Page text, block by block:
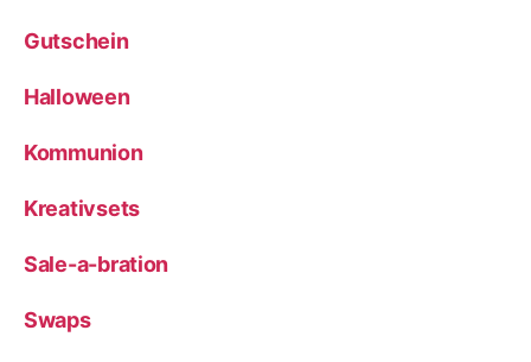
Gutschein
Halloween
Kommunion
Kreativsets
Sale-a-bration
Swaps